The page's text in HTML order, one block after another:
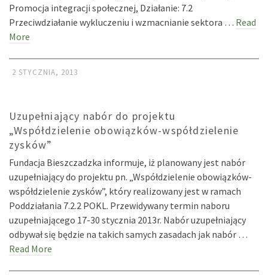
Promocja integracji społecznej, Działanie: 7.2
Przeciwdziałanie wykluczeniu i wzmacnianie sektora … Read
More
2 STYCZNIA, 2013
Uzupełniający nabór do projektu
„Współdzielenie obowiązków-współdzielenie
zysków”
Fundacja Bieszczadzka informuje, iż planowany jest nabór
uzupełniający do projektu pn. „Współdzielenie obowiązków-
współdzielenie zysków”, który realizowany jest w ramach
Poddziałania 7.2.2 POKL. Przewidywany termin naboru
uzupełniającego 17-30 stycznia 2013r. Nabór uzupełniający
odbywał się będzie na takich samych zasadach jak nabór …
Read More